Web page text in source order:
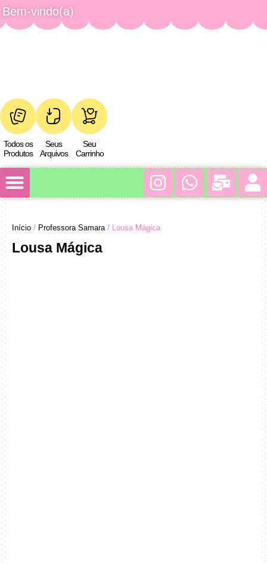
Bem-vindo(a)
Todos os
Produtos
Seus
Arquivos
Seu
Carrinho
Início / Professora Samara / Lousa Mágica
Lousa Mágica